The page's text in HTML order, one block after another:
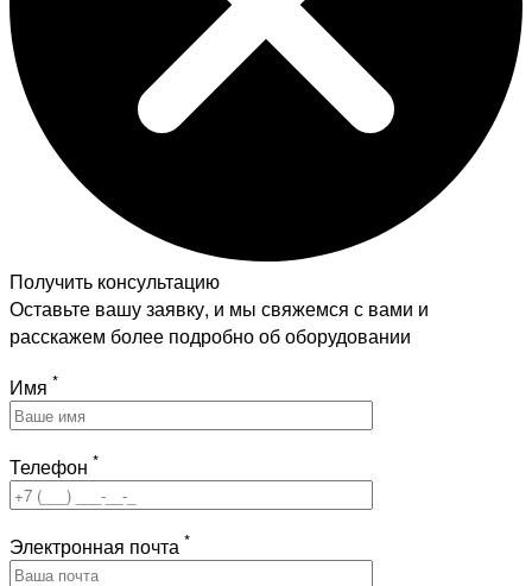
Получить консультацию
Оставьте вашу заявку, и мы свяжемся с вами и
расскажем более подробно об оборудовании
Имя *
Телефон *
Электронная почта *